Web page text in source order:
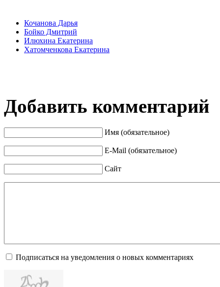
Кочанова Дарья
Бойко Дмитрий
Илюхина Екатерина
Хатомченкова Екатерина
Добавить комментарий
Имя (обязательное)
E-Mail (обязательное)
Сайт
Подписаться на уведомления о новых комментариях